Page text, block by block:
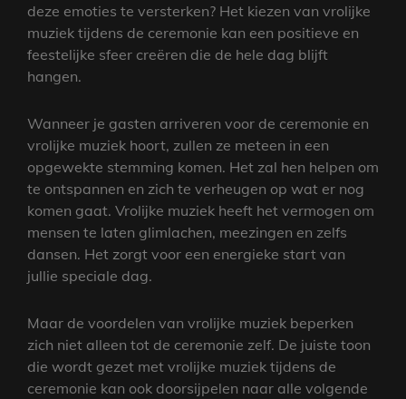
deze emoties te versterken? Het kiezen van vrolijke
muziek tijdens de ceremonie kan een positieve en
feestelijke sfeer creëren die de hele dag blijft
hangen.
Wanneer je gasten arriveren voor de ceremonie en
vrolijke muziek hoort, zullen ze meteen in een
opgewekte stemming komen. Het zal hen helpen om
te ontspannen en zich te verheugen op wat er nog
komen gaat. Vrolijke muziek heeft het vermogen om
mensen te laten glimlachen, meezingen en zelfs
dansen. Het zorgt voor een energieke start van
jullie speciale dag.
Maar de voordelen van vrolijke muziek beperken
zich niet alleen tot de ceremonie zelf. De juiste toon
die wordt gezet met vrolijke muziek tijdens de
ceremonie kan ook doorsijpelen naar alle volgende